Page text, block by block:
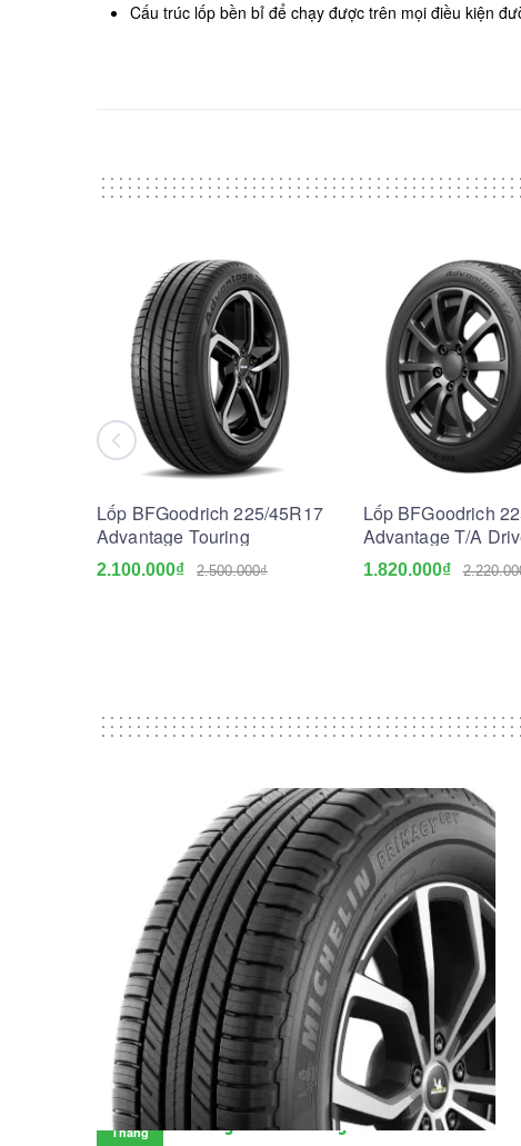
Cấu trúc lốp bền bỉ để chạy được trên mọi điều kiện
Lốp BFGoodrich 225/45R17
Advantage Touring
2.100.000₫ 2.500.000₫
Lốp BFGoodrich
Advantage T/A
1.820.000₫
28
Tháng
Đánh giá lốp Michelin Primacy SUV:
Đáng đầu tư không?